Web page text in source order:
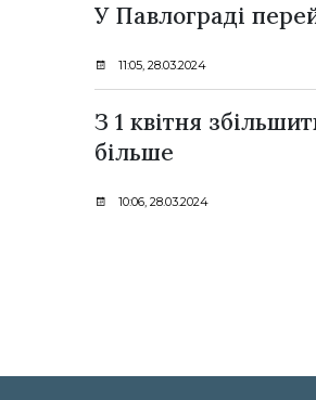
У Павлограді
11:05, 28.03.2024
З 1 квітня
більше
10:06, 28.03.2024